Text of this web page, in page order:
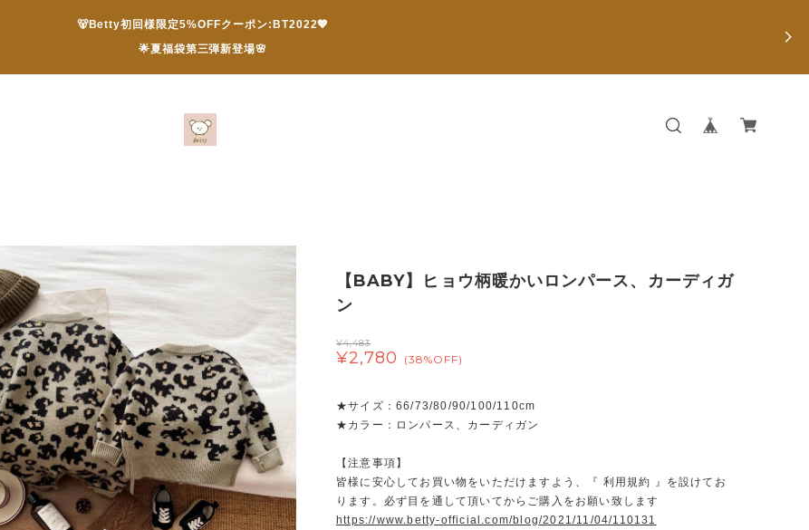
🐻Betty初回様限定5%OFFクーポン:BT2022💖
🌟夏福袋第三弾新登場🌸
【BABY】ヒョウ柄暖かいロンパース、カーディガ
ン
¥4,483
¥2,780 (38%OFF)
★サイズ：66/73/80/90/100/110cm
★カラー：ロンパース、カーディガン
【注意事項】
皆様に安心してお買い物をいただけますよう、『 利用規約 』を設けてお
ります。必ず目を通して頂いてからご購入をお願い致します
https://www.betty-official.com/blog/2021/11/04/110131